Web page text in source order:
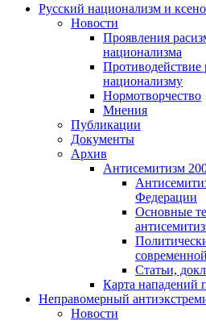
Русский национализм и
Новости
Проявления
национализма
Противодействие
национализму
Нормотворчество
Мнения
Публикации
Документы
Архив
Антисемитизм
Федерации
Основные
Статьи,
Карта нападений
Неправомерный
Новости